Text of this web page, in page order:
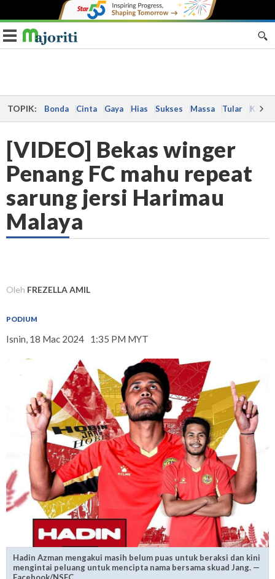
Toggle navigation
TOPIK: Bonda Cinta Gaya Hias Sukses Massa Tular Kes
[VIDEO] Bekas winger
Penang FC mahu repeat
sarung jersi Harimau
Malaya
Oleh FREZELLA AMIL
PODIUM
Isnin, 18 Mac 2024 1:35 PM MYT
Hadin Azman mengakui masih belum puas untuk beraksi dan kini
mengintai peluang untuk mencipta nama bersama skuad Jang. —